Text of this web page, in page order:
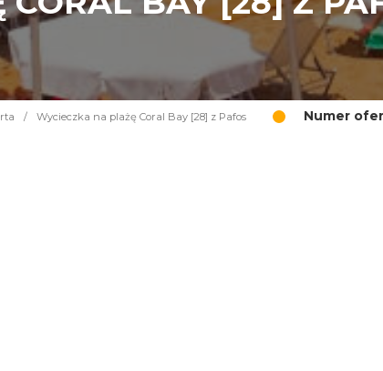
/ Wycieczka na plażę Coral Bay [28] z Pafos Numer